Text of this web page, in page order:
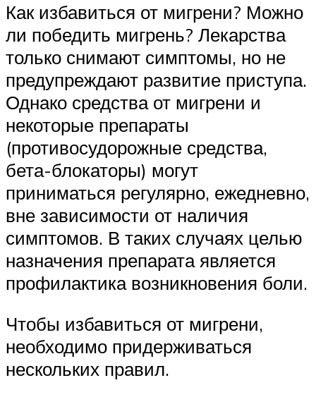
Как избавиться от мигрени? Можно
ли победить мигрень? Лекарства
только снимают симптомы, но не
предупреждают развитие приступа.
Однако средства от мигрени и
некоторые препараты
(противосудорожные средства,
бета-блокаторы) могут
приниматься регулярно, ежедневно,
вне зависимости от наличия
симптомов. В таких случаях целью
назначения препарата является
профилактика возникновения боли.
Чтобы избавиться от мигрени,
необходимо придерживаться
нескольких правил.